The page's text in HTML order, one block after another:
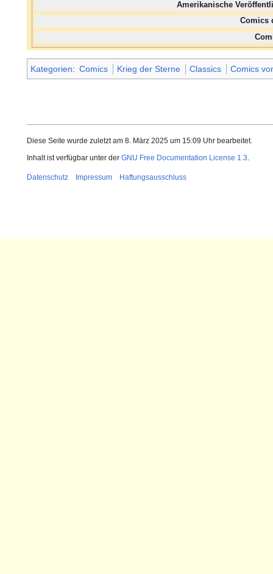
Amerikanische
Comics
Kategorien: Comics Krieg der Sterne Classics Comics
Diese Seite wurde zuletzt am 8. März 2025 um 15:09 Uhr bearbeitet.
Inhalt ist verfügbar unter der GNU Free Documentation License 1.3.
Datenschutz Impressum Haftungsausschluss